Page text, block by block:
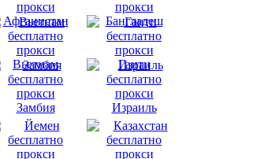
Афганистан Бангладеш
Вьетнам Гаити
Замбия Израиль